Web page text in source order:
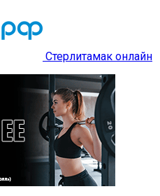
Стерлитамак онлайн